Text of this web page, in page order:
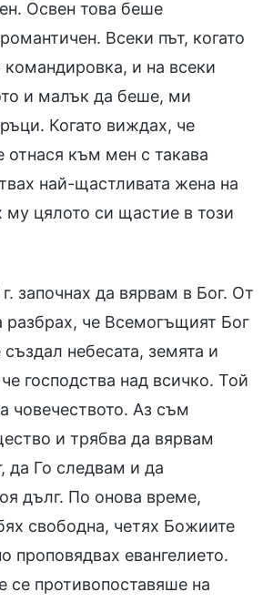
Освен това беше
Всеки път, когато
и на всеки
и малък да беше, ми
Когато виждах, че
отнася към мен с такава
най-щастливата жена на
му цялото си щастие в този
започнах да вярвам в Бог. От
разбрах, че Всемогъщият Бог
небесата, земята и
господства над всичко. Той
човечеството. Аз съм
и трябва да вярвам
да Го следвам и да
дълг. По онова време,
свободна, четях Божиите
проповядвах евангелието.
се противопоставяше на